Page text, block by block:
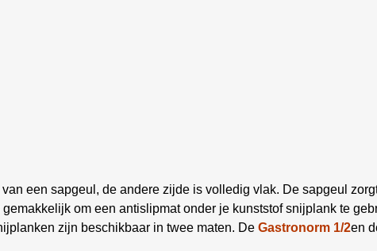
een sapgeul, de andere zijde is volledig vlak. De sapgeul
om een antislipmat onder je kunststof snijplank te
zijn beschikbaar in twee maten. De Gastronorm 1/2en